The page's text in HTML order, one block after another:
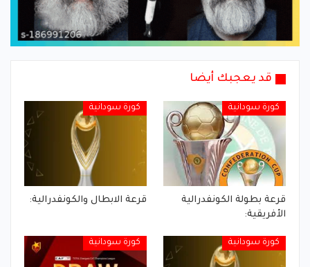
قد يعجبك أيضا
كورة سودانية
قرعة بطولة الكونفدرالية
الأفريقية:
كورة سودانية
قرعة الابطال والكونفدرالية:
كورة سودانية كورة سودانية